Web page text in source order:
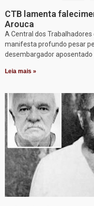
CTB lamenta
Arouca
A Central dos
manifesta profundo pesar
desembargador aposentado
Leia mais »